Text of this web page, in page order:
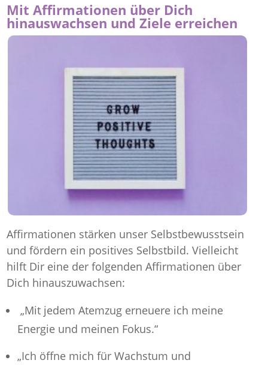
Mit Affirmationen über Dich
hinauswachsen und Ziele erreichen
Affirmationen stärken unser Selbstbewusstsein
und fördern ein positives Selbstbild. Vielleicht
hilft Dir eine der folgenden Affirmationen über
Dich hinauszuwachsen:
„Mit jedem Atemzug erneuere ich meine
Energie und meinen Fokus.“
„Ich öffne mich für Wachstum und